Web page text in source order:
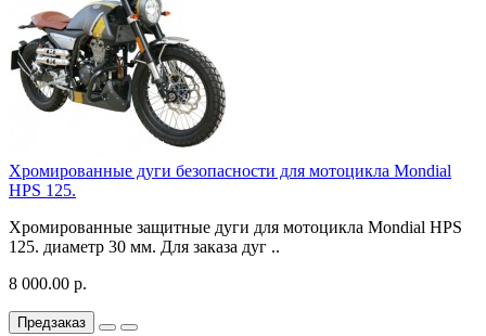
Хромированные дуги безопасности для мотоцикла Mondial
HPS 125.
Хромированные защитные дуги для мотоцикла Mondial HPS
125. диаметр 30 мм. Для заказа дуг ..
8 000.00 р.
Предзаказ